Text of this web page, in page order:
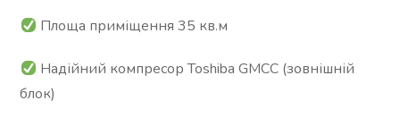
Площа приміщення 35 кв.м
Надійний компресор Toshiba GMCC (зовнішній
блок)